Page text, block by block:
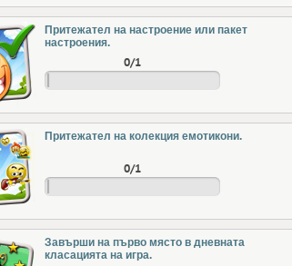
Притежател на настроение или пакет
настроения.
0/1
Притежател на колекция емотикони.
0/1
Завърши на първо място в дневната
класацията на игра.